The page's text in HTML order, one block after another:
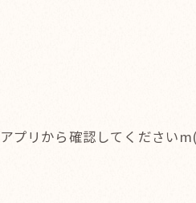
プリから確認してください